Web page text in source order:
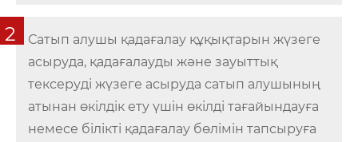
2
Сатып алушы қадағалау құқықтарын жүзеге
асыруда, қадағалауды және зауыттық
тексеруді жүзеге асыруда сатып алушының
атынан өкілдік ету үшін өкілді тағайындауға
немесе білікті қадағалау бөлімін тапсыруға